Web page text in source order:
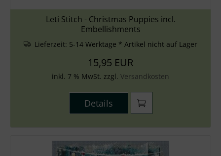
Leti Stitch - Christmas Puppies incl.
Embellishments
Lieferzeit: 5-14 Werktage * Artikel nicht auf Lager
15,95 EUR
inkl. 7 % MwSt. zzgl. Versandkosten
Details